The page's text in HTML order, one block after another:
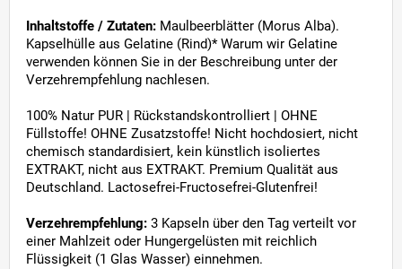
Inhaltstoffe / Zutaten: Maulbeerblätter (Morus Alba).
Kapselhülle aus Gelatine (Rind)* Warum wir Gelatine
verwenden können Sie in der Beschreibung unter der
Verzehrempfehlung nachlesen.
100% Natur PUR | Rückstandskontrolliert | OHNE
Füllstoffe! OHNE Zusatzstoffe! Nicht hochdosiert, nicht
chemisch standardisiert, kein künstlich isoliertes
EXTRAKT, nicht aus EXTRAKT. Premium Qualität aus
Deutschland. Lactosefrei-Fructosefrei-Glutenfrei!
Verzehrempfehlung: 3 Kapseln über den Tag verteilt vor
einer Mahlzeit oder Hungergelüsten mit reichlich
Flüssigkeit (1 Glas Wasser) einnehmen.